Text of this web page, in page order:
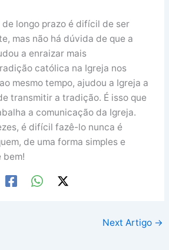
longo prazo é difícil de ser
mas não há dúvida de que a
a enraizar mais
católica na Igreja nos
mesmo tempo, ajudou a Igreja a
transmitir a tradição. É isso que
a comunicação da Igreja.
é difícil fazê-lo nunca é
de uma forma simples e
bem!
Next Artigo →